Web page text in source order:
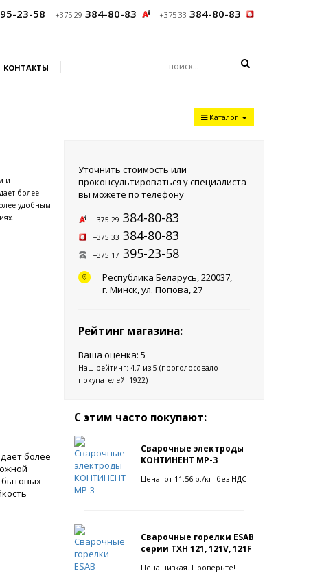
23-58 +375 29 384-80-83 +375 33 384-80-83
КОНТАКТЫ
Каталог
и
более
удобным
Уточнить стоимость или
проконсультироваться у специалиста
вы можете по телефону
+375 29 384-80-83
+375 33 384-80-83
+375 17 395-23-58
Республика Беларусь, 220037,
г. Минск,ул. Попова, 27
Рейтинг магазина:
Ваша оценка: 5
Наш рейтинг: 4.7 из 5 (проголосовало
покупателей: 1922)
более
бытовых
С этим часто покупают:
Сварочные электроды
КОНТИНЕНТ МР-3
Цена: от 11.56 р./кг. без НДС
Сварочные горелки ESAB
серии TXH 121, 121V, 121F
Цена низкая. Проверьте!